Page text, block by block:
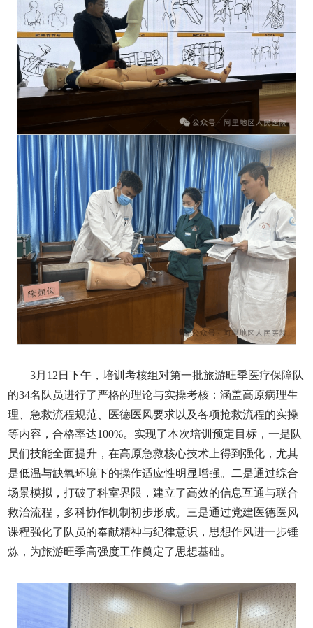
3月12日下午，培训考核组对第一批旅游旺季医疗保障队
的34名队员进行了严格的理论与实操考核：涵盖高原病理生
理、急救流程规范、医德医风要求以及各项抢救流程的实操
等内容，合格率达100%。实现了本次培训预定目标，一是队
员们技能全面提升，在高原急救核心技术上得到强化，尤其
是低温与缺氧环境下的操作适应性明显增强。二是通过综合
场景模拟，打破了科室界限，建立了高效的信息互通与联合
救治流程，多科协作机制初步形成。三是通过党建医德医风
课程强化了队员的奉献精神与纪律意识，思想作风进一步锤
炼，为旅游旺季高强度工作奠定了思想基础。